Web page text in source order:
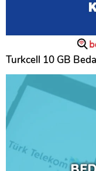
Turkcell 10 GB